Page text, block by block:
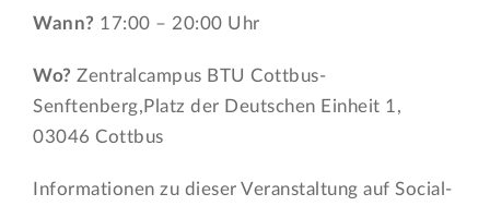
Wann? 17:00 – 20:00 Uhr
Wo? Zentralcampus BTU Cottbus-
Senftenberg,Platz der Deutschen Einheit 1,
03046 Cottbus
Informationen zu dieser Veranstaltung auf Social-